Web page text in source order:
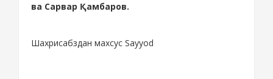
ва Сарвар Қамбаров.
Шахрисабздан махсус Sayyod